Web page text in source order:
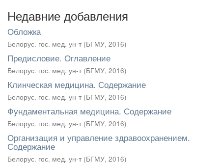
Недавние добавления
Обложка
Белорус. гос. мед. ун-т (БГМУ, 2016)
Предисловие. Оглавление
Белорус. гос. мед. ун-т (БГМУ, 2016)
Клинческая медицина. Содержание
Белорус. гос. мед. ун-т (БГМУ, 2016)
Фундаментальная медицина. Содержание
Белорус. гос. мед. ун-т (БГМУ, 2016)
Организация и управление здравоохранением.
Содержание
Белорус. гос. мед. ун-т (БГМУ, 2016)